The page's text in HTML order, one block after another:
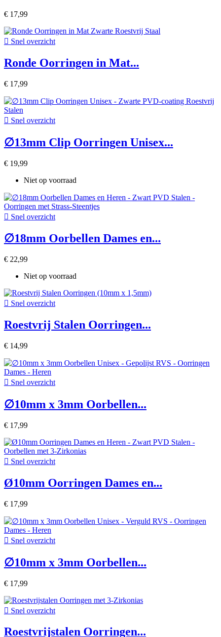
€ 17,99
 Snel overzicht
Ronde Oorringen in Mat...
€ 17,99
 Snel overzicht
∅13mm Clip Oorringen Unisex...
€ 19,99
Niet op voorraad
 Snel overzicht
∅18mm Oorbellen Dames en...
€ 22,99
Niet op voorraad
 Snel overzicht
Roestvrij Stalen Oorringen...
€ 14,99
 Snel overzicht
∅10mm x 3mm Oorbellen...
€ 17,99
 Snel overzicht
Ø10mm Oorringen Dames en...
€ 17,99
 Snel overzicht
∅10mm x 3mm Oorbellen...
€ 17,99
 Snel overzicht
Roestvrijstalen Oorringen...